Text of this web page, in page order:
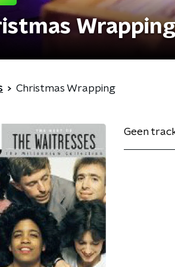
Christmas Wrapping
Geen